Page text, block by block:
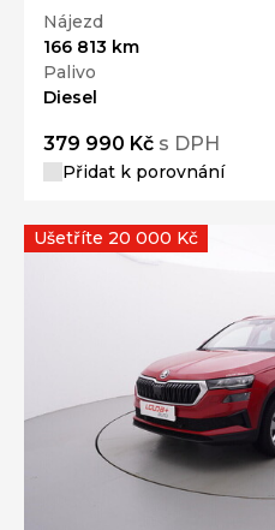
Nájezd
166 813 km
Palivo
Diesel
379 990 Kč s DPH
Přidat k porovnání
Ušetříte 20 000 Kč